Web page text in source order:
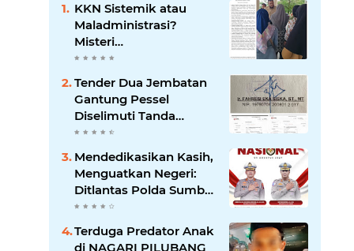
KKN Sistemik atau
Maladministrasi?
Misteri
"Dikorbankannya" SDN
26 ATT Menguji
Transparansi Pemkot
Padang
Tender Dua Jembatan
Gantung Pessel
Diselimuti Tanda
Tanya, Gangguan
Sistem atau Permainan
di Balik Layar?
Mendedikasikan Kasih,
Menguatkan Negeri:
Ditlantas Polda Sumbar
Apresiasi Peran
Dharma Wanita
sebagai Pilar
Terduga Predator Anak
di NAGARI PILUBANG